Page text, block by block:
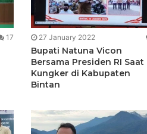
17 27 January 2022
Bupati Natuna Vicon
Bersama Presiden RI Saat
Kungker di Kabupaten
Bintan